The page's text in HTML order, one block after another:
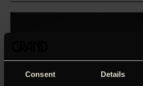
Consent Details